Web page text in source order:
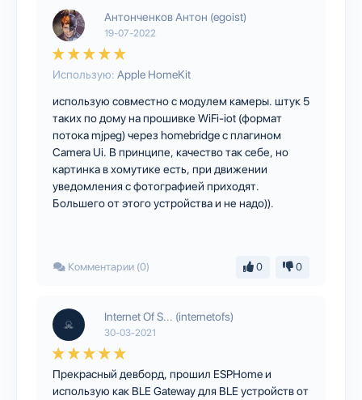
Антонченков Антон (egoist)
19-07-2022
Использую: Apple HomeKit
использую совместно с модулем камеры. штук 5
таких по дому на прошивке WiFi-iot (формат
потока mjpeg) через homebridge с плагином
Camera Ui. В принципе, качество так себе, но
картинка в хомутике есть, при движении
уведомления с фотографией приходят.
Большего от этого устройства и не надо)).
Комментарии (0) 0 0
Internet Of S... (internetofs)
30-03-2021
Прекрасный девборд, прошил ESPHome и
использую как BLE Gateway для BLE устройств от